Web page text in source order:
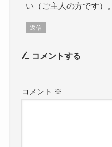
い（ご主人の方です）。
返信
コメントする
コメント ※